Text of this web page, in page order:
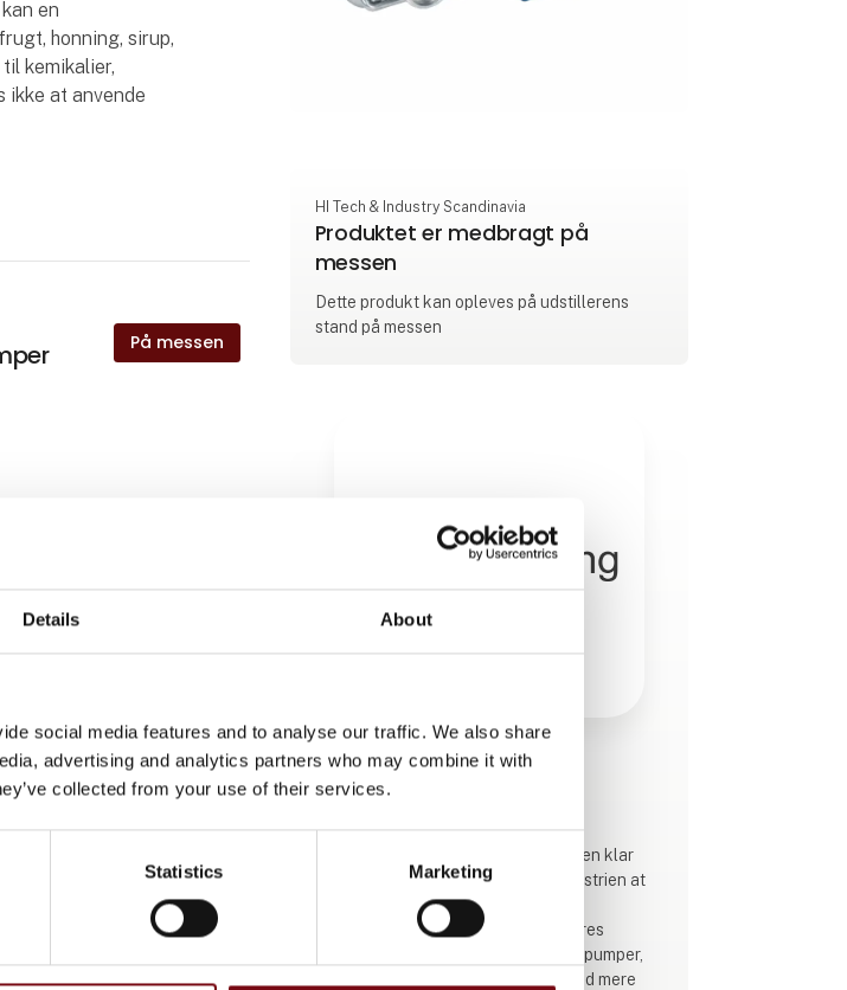
Details About
social media features and to analyse our traffic. We also share
advertising and analytics partners who may combine it with
collected from your use of their services.
Statistics Marketing
en
honning, sirup,
kemikalier,
ikke at anvende
På messen
HI Tech & Industry Scandinavia
Produktet er medbragt på
messen
Dette produkt kan opleves på udstillerens
stand på messen
Produktet er tilføjet af:
Iversen Trading
Hos iversen trading har vi altid haft en klar
ambition: at gøre det enkelt for industrien at
få de rigtige løsninger inden for
flowbehandling. Helt tilbage fra vores
begyndelse har vi specialiseret os i pumper,
ventiler og instrumentering – og med mere